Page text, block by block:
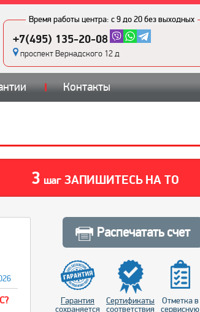
Время работы центра: с 9 до 20 без выходных
+7(495) 135-20-08
проспект Вернадского 12 д
Контакты
3 шаг ЗАПИШИТЕСЬ НА ТО
Распечатать счет
Гарантия
сохраняется
Сертификаты
соответствия
Отметка в
сервисную